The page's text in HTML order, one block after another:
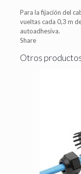
Para la fijación del
vueltas cada 0,3 m
autoadhesiva.
Share
Otros